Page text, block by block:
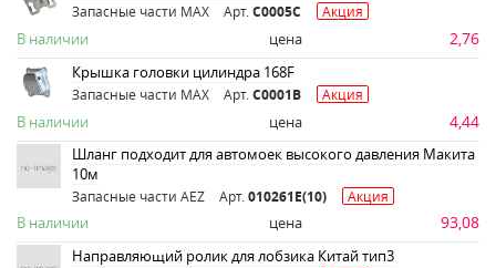
Запасные части MAX Арт. C0005C Акция
В наличии цена 2,76
Крышка головки цилиндра 168F
Запасные части MAX Арт. C0001B Акция
В наличии цена 4,44
Шланг подходит для автомоек высокого давления Макита
10м
Запасные части AEZ Арт. 010261E(10) Акция
В наличии цена 93,08
Направляющий ролик для лобзика Китай тип3